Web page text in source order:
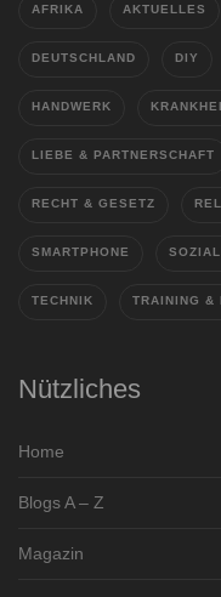
AFRIKA AKTUELLES
DEUTSCHLAND DIY
HANDWERK
LIEBE & PARTNERSCHAFT
RECHT & GESETZ
SMARTPHONE
TECHNIK TRAINING &
Nützliches
Home
Blogs A – Z
Magazin